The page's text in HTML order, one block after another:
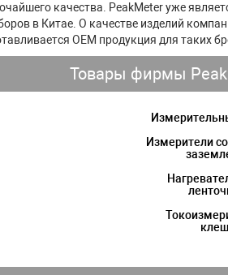
качества. PeakMeter уже
в Китае. О качестве изделий
OEM продукция для таких
Товары фирмы
Измерители